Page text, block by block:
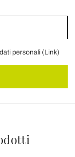
personali (Link)